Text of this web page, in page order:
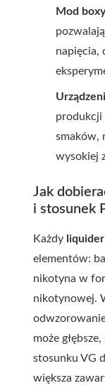
Mod
napięcia,
produkcji
smaków,
wysokiej
Jak
i stosunek
Każdy liquider
elementów:
nikotyna w
nikotynowej.
może
stosunku VG
większa